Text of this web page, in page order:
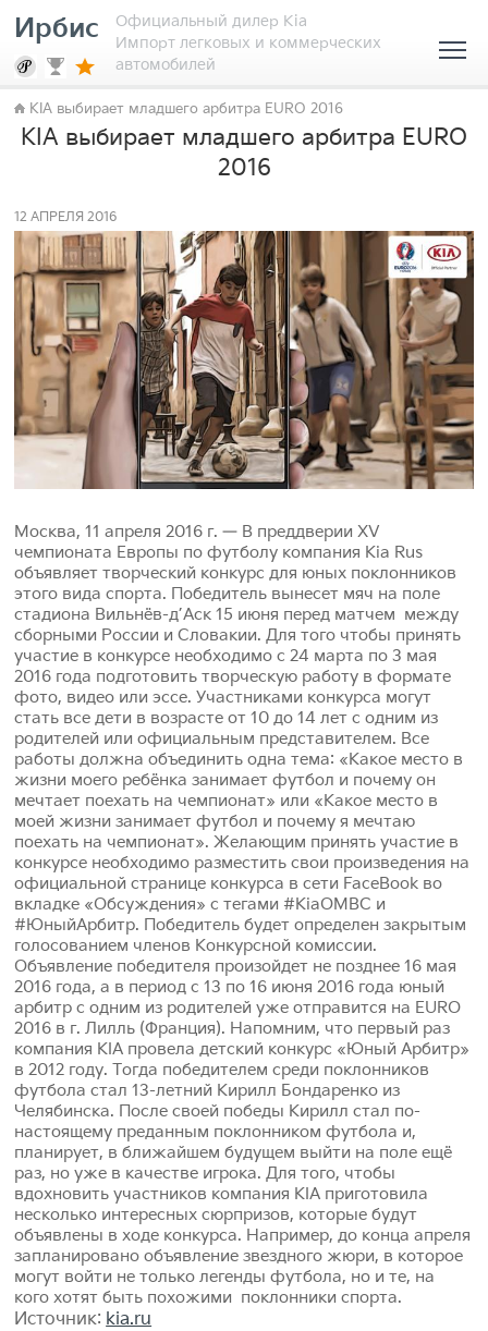
Ирбис
Официальный дилер Kia
Импорт легковых и коммерческих
автомобилей
KIA выбирает младшего арбитра EURO 2016
KIA выбирает младшего арбитра EURO
2016
12 АПРЕЛЯ 2016
Москва, 11 апреля 2016 г. — В преддверии XV
чемпионата Европы по футболу компания Kia Rus
объявляет творческий конкурс для юных поклонников
этого вида спорта. Победитель вынесет мяч на поле
стадиона Вильнёв-д’Аск 15 июня перед матчем между
сборными России и Словакии. Для того чтобы принять
участие в конкурсе необходимо с 24 марта по 3 мая
2016 года подготовить творческую работу в формате
фото, видео или эссе. Участниками конкурса могут
стать все дети в возрасте от 10 до 14 лет с одним из
родителей или официальным представителем. Все
работы должна объединить одна тема: «Какое место в
жизни моего ребёнка занимает футбол и почему он
мечтает поехать на чемпионат» или «Какое место в
моей жизни занимает футбол и почему я мечтаю
поехать на чемпионат». Желающим принять участие в
конкурсе необходимо разместить свои произведения на
официальной странице конкурса в сети FaceBook во
вкладке «Обсуждения» с тегами #KiaOMBC и
#ЮныйАрбитр. Победитель будет определен закрытым
голосованием членов Конкурсной комиссии.
Объявление победителя произойдет не позднее 16 мая
2016 года, а в период c 13 по 16 июня 2016 года юный
арбитр с одним из родителей уже отправится на EURO
2016 в г. Лилль (Франция). Напомним, что первый раз
компания KIA провела детский конкурс «Юный Арбитр»
в 2012 году. Тогда победителем среди поклонников
футбола стал 13-летний Кирилл Бондаренко из
Челябинска. После своей победы Кирилл стал по-
настоящему преданным поклонником футбола и,
планирует, в ближайшем будущем выйти на поле ещё
раз, но уже в качестве игрока. Для того, чтобы
вдохновить участников компания KIA приготовила
несколько интересных сюрпризов, которые будут
объявлены в ходе конкурса. Например, до конца апреля
запланировано объявление звездного жюри, в которое
могут войти не только легенды футбола, но и те, на
кого хотят быть похожими поклонники спорта.
Источник: kia.ru